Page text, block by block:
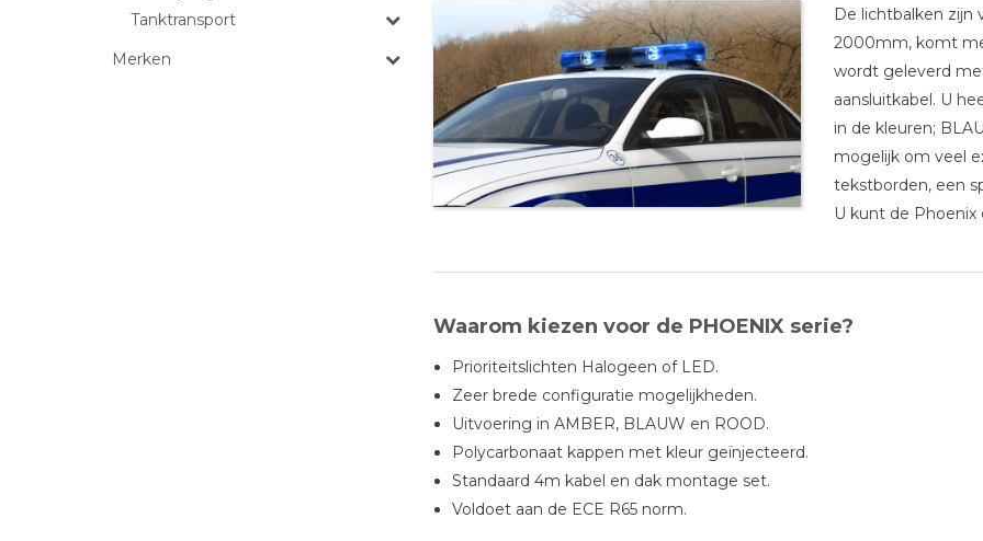
Tanktransport
Merken
De lichtbalken
2000mm, komt
wordt geleverd
aansluitkabel. U
in de kleuren;
mogelijk om veel
tekstborden, een
U kunt de Phoenix
Waarom kiezen voor de PHOENIX serie?
Prioriteitslichten Halogeen of LED.
Zeer brede configuratie mogelijkheden.
Uitvoering in AMBER, BLAUW en ROOD.
Polycarbonaat kappen met kleur geïnjecteerd.
Standaard 4m kabel en dak montage set.
Voldoet aan de ECE R65 norm.